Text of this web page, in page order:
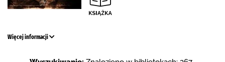
Więcej informacji